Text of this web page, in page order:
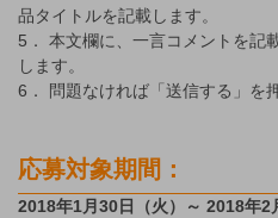
品タイトルを記載します。
5． 本文欄に、一言コメントを記
します。
6． 問題なければ「送信する」を
応募対象期間：
2018年1月30日（火）～ 2018年2